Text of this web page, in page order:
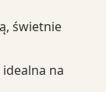
świetnie
na